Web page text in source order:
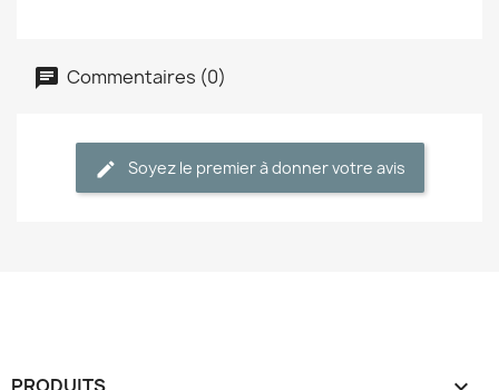
Commentaires (0)
Soyez le premier à donner votre avis